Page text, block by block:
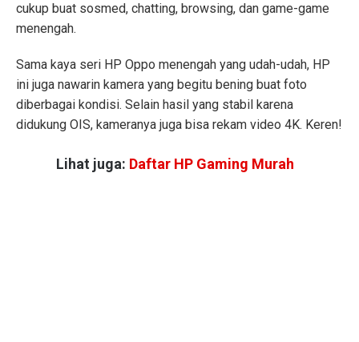
cukup buat sosmed, chatting, browsing, dan game-game
menengah.
Sama kaya seri HP Oppo menengah yang udah-udah, HP
ini juga nawarin kamera yang begitu bening buat foto
diberbagai kondisi. Selain hasil yang stabil karena
didukung OIS, kameranya juga bisa rekam video 4K. Keren!
Lihat juga: Daftar HP Gaming Murah